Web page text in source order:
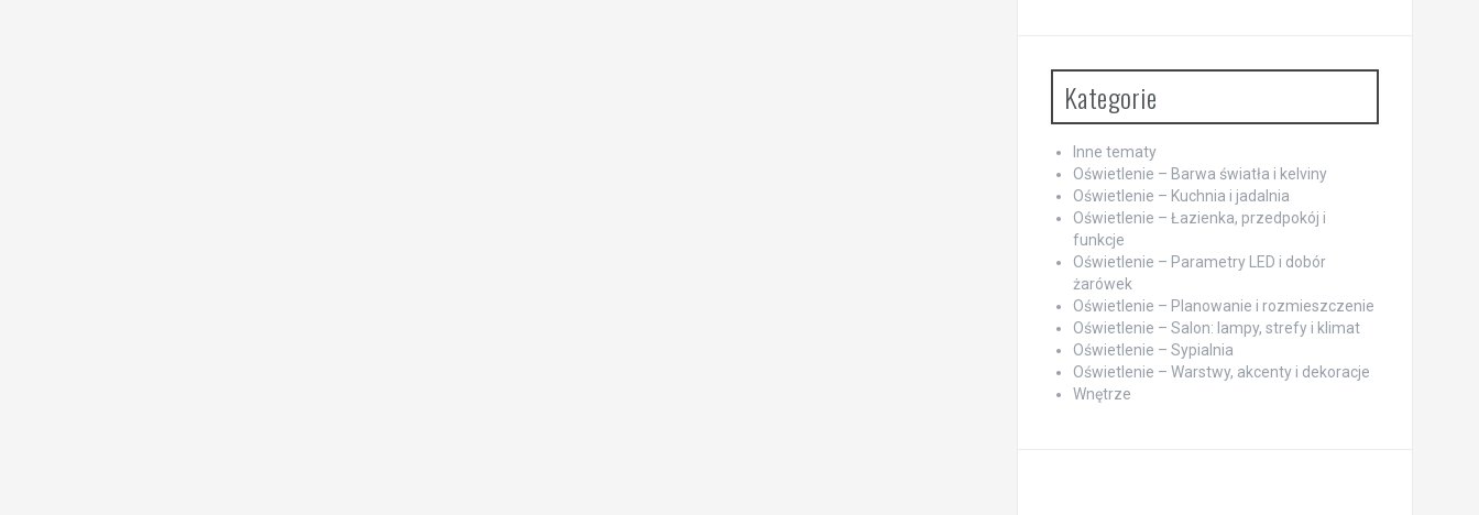
Kategorie
Inne tematy
Oświetlenie – Barwa światła i kelviny
Oświetlenie – Kuchnia i jadalnia
Oświetlenie – Łazienka, przedpokój i
funkcje
Oświetlenie – Parametry LED i dobór
żarówek
Oświetlenie – Planowanie i rozmieszczenie
Oświetlenie – Salon: lampy, strefy i klimat
Oświetlenie – Sypialnia
Oświetlenie – Warstwy, akcenty i dekoracje
Wnętrze